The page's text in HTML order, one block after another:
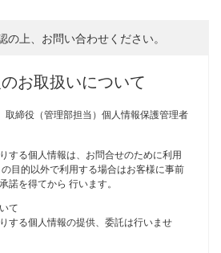
の上、お問い合わせください。
お取扱いについて
締役（管理部担当）個人情報保護管理者
する個人情報は、お問合せのために利用
目的以外で利用する場合はお客様に事前
諾を得てから 行います。
て
する個人情報の提供、委託は行いませ